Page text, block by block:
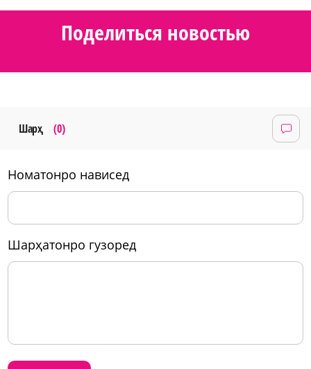
Поделиться новостью
Шарҳ (0)
номатонро нависед
шарҳатонро гузоред